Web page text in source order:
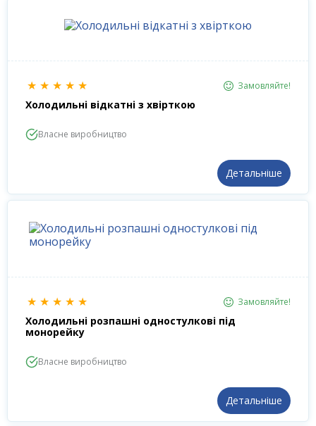
★ ★ ★ ★ ★ Замовляйте!
Холодильні відкатні з хвірткою
Власне виробництво
Детальніше
★ ★ ★ ★ ★ Замовляйте!
Холодильні розпашні одностулкові під
монорейку
Власне виробництво
Детальніше